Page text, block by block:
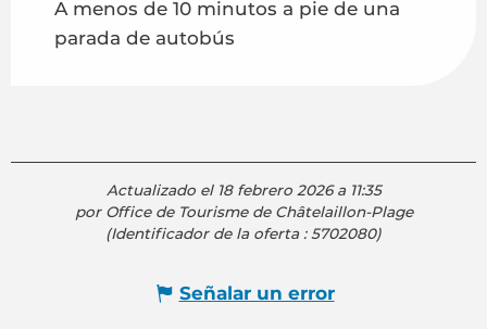
A menos de 10 minutos a pie de una
parada de autobús
Actualizado el 18 febrero 2026 a 11:35
por Office de Tourisme de Châtelaillon-Plage
(Identificador de la oferta :5702080)
Señalar un error